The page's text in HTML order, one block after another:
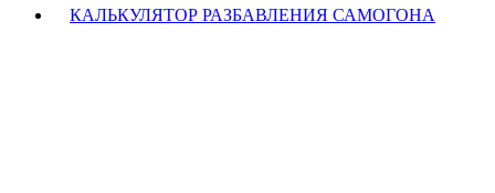
КАЛЬКУЛЯТОР РАЗБАВЛЕНИЯ САМОГОНА